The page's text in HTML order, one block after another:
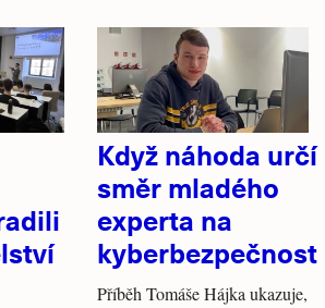
Když náhoda určí
směr mladého
experta na
kyberbezpečnost
Příběh Tomáše Hájka ukazuje,